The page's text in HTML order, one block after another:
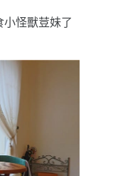
小怪獸荳妹了